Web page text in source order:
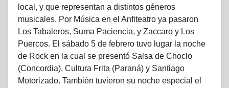
local, y que representan a distintos géneros
musicales. Por Música en el Anfiteatro ya pasaron
Los Tabaleros, Suma Paciencia, y Zaccaro y Los
Puercos. El sábado 5 de febrero tuvo lugar la noche
de Rock en la cual se presentó Salsa de Choclo
(Concordia), Cultura Frita (Paraná) y Santiago
Motorizado. También tuvieron su noche especial el